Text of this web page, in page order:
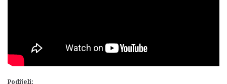
Podijeli: